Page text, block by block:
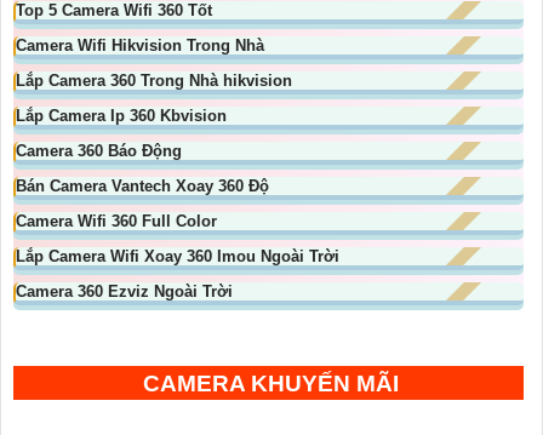
Top 5 Camera Wifi 360 Tốt
Camera Wifi Hikvision Trong Nhà
Lắp Camera 360 Trong Nhà hikvision
Lắp Camera Ip 360 Kbvision
Camera 360 Báo Động
Bán Camera Vantech Xoay 360 Độ
Camera Wifi 360 Full Color
Lắp Camera Wifi Xoay 360 Imou Ngoài Trời
Camera 360 Ezviz Ngoài Trời
CAMERA KHUYẾN MÃI